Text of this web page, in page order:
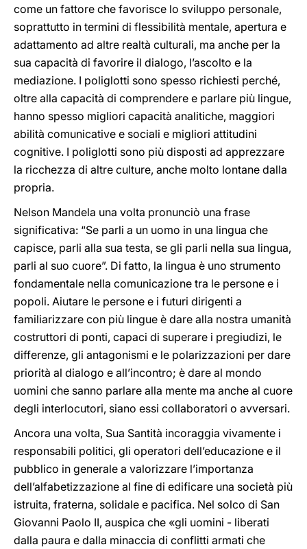
come un fattore che favorisce lo sviluppo personale,
soprattutto in termini di flessibilità mentale, apertura e
adattamento ad altre realtà culturali, ma anche per la
sua capacità di favorire il dialogo, l’ascolto e la
mediazione. I poliglotti sono spesso richiesti perché,
oltre alla capacità di comprendere e parlare più lingue,
hanno spesso migliori capacità analitiche, maggiori
abilità comunicative e sociali e migliori attitudini
cognitive. I poliglotti sono più disposti ad apprezzare
la ricchezza di altre culture, anche molto lontane dalla
propria.
Nelson Mandela una volta pronunciò una frase
significativa: “Se parli a un uomo in una lingua che
capisce, parli alla sua testa, se gli parli nella sua lingua,
parli al suo cuore”. Di fatto, la lingua è uno strumento
fondamentale nella comunicazione tra le persone e i
popoli. Aiutare le persone e i futuri dirigenti a
familiarizzare con più lingue è dare alla nostra umanità
costruttori di ponti, capaci di superare i pregiudizi, le
differenze, gli antagonismi e le polarizzazioni per dare
priorità al dialogo e all’incontro; è dare al mondo
uomini che sanno parlare alla mente ma anche al cuore
degli interlocutori, siano essi collaboratori o avversari.
Ancora una volta, Sua Santità incoraggia vivamente i
responsabili politici, gli operatori dell’educazione e il
pubblico in generale a valorizzare l’importanza
dell’alfabetizzazione al fine di edificare una società più
istruita, fraterna, solidale e pacifica. Nel solco di San
Giovanni Paolo II, auspica che «gli uomini - liberati
dalla paura e dalla minaccia di conflitti armati che